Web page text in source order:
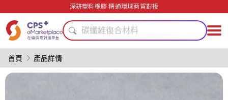
深耕塑料橡膠 精通環球商貿對接
模具
碳纖維復合材料
薄壁注塑
輕量化
首頁 產品詳情